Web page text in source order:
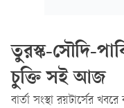
তুরস্ক-সৌদি-
চুক্তি সই আজ
বার্তা সংস্থা রয়টার্সের